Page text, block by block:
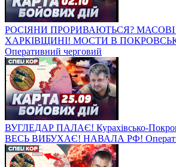
РОСІЯНИ ПРОРИВАЮТЬСЯ?
ХАРКІВЩИНІ! МОСТИ В
Оперативний черговий
ВУГЛЕДАР ПАЛАЄ! Курахівсько-
ВЕСЬ ВИБУХАЄ! НАВАЛА РФ!